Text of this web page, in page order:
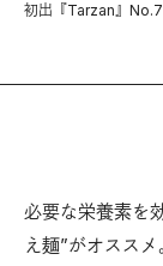
初出『Tarzan』
必要な栄養素を
え麺”がオスス